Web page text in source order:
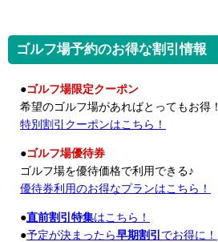
ゴルフ場予約のお得な割引情報
●ゴルフ場限定クーポン
希望のゴルフ場があればとってもお得！
特別割引クーポンはこちら！
●ゴルフ場優待券
ゴルフ場を優待価格で利用できる♪
優待券利用のお得なプランはこちら！
●直前割引特集はこちら！
●予定が決まったら早期割引 でお得に！